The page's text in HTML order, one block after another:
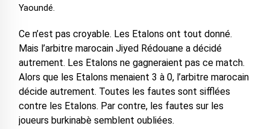
Yaoundé.
Ce n’est pas croyable. Les Etalons ont tout donné.
Mais l’arbitre marocain Jiyed Rédouane a décidé
autrement. Les Etalons ne gagneraient pas ce match.
Alors que les Etalons menaient 3 à 0, l’arbitre marocain
décide autrement. Toutes les fautes sont sifflées
contre les Etalons. Par contre, les fautes sur les
joueurs burkinabè semblent oubliées.